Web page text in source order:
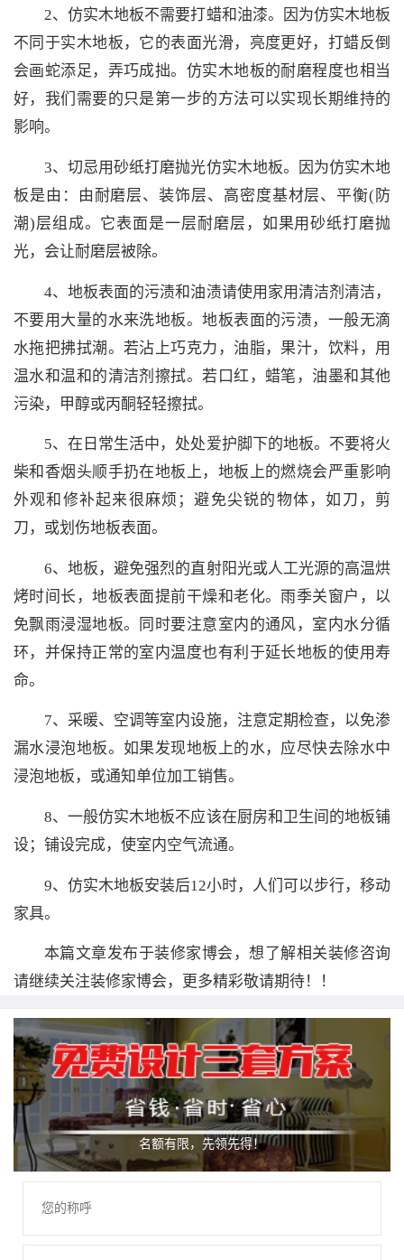
2、仿实木地板不需要打蜡和油漆。因为仿实木地板
不同于实木地板，它的表面光滑，亮度更好，打蜡反倒
会画蛇添足，弄巧成拙。仿实木地板的耐磨程度也相当
好，我们需要的只是第一步的方法可以实现长期维持的
影响。
3、切忌用砂纸打磨抛光仿实木地板。因为仿实木地
板是由：由耐磨层、装饰层、高密度基材层、平衡(防
潮)层组成。它表面是一层耐磨层，如果用砂纸打磨抛
光，会让耐磨层被除。
4、地板表面的污渍和油渍请使用家用清洁剂清洁，
不要用大量的水来洗地板。地板表面的污渍，一般无滴
水拖把拂拭潮。若沾上巧克力，油脂，果汁，饮料，用
温水和温和的清洁剂擦拭。若口红，蜡笔，油墨和其他
污染，甲醇或丙酮轻轻擦拭。
5、在日常生活中，处处爱护脚下的地板。不要将火
柴和香烟头顺手扔在地板上，地板上的燃烧会严重影响
外观和修补起来很麻烦；避免尖锐的物体，如刀，剪
刀，或划伤地板表面。
6、地板，避免强烈的直射阳光或人工光源的高温烘
烤时间长，地板表面提前干燥和老化。雨季关窗户，以
免飘雨浸湿地板。同时要注意室内的通风，室内水分循
环，并保持正常的室内温度也有利于延长地板的使用寿
命。
7、采暖、空调等室内设施，注意定期检查，以免渗
漏水浸泡地板。如果发现地板上的水，应尽快去除水中
浸泡地板，或通知单位加工销售。
8、一般仿实木地板不应该在厨房和卫生间的地板铺
设；铺设完成，使室内空气流通。
9、仿实木地板安装后12小时，人们可以步行，移动
家具。
本篇文章发布于装修家博会，想了解相关装修咨询
请继续关注装修家博会，更多精彩敬请期待！！
名额有限，先领先得！